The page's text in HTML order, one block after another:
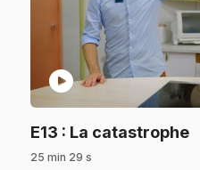
play_circle
E13 : La catastrophe.
25 min 29 s